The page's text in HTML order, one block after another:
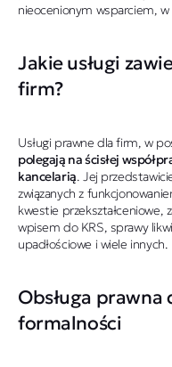
nieocenionym wsparciem,
Jakie usługi
firm?
Usługi prawne dla firm, w
polegają na ścisłej
kancelarią. Jej
związanych z
kwestie przekształceniowe,
wpisem do KRS, sprawy
upadłościowe i wiele innych.
Obsługa prawna
formalności